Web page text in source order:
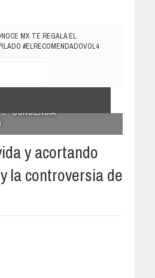
A LA PREMIERE DE
CON MI FAMILIA!
MX TE REGALA EL
#ELRECOMENDADOVOL4
CONCIENCIA
y acortando
la controversia de